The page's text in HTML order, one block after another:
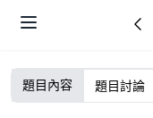
題目內容 題目討論